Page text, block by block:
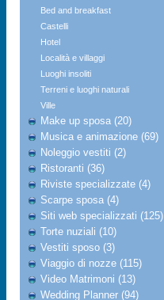
Bed and breakfast
Castelli
Hotel
Località e villaggi
Luoghi insoliti
Terreni e luoghi naturali
Ville
Make up sposa (20)
Musica e animazione (69)
Noleggio vestiti (2)
Ristoranti (36)
Riviste specializzate (4)
Scarpe sposa (4)
Siti web specializzati (125)
Torte nuziali (10)
Vestiti sposo (3)
Viaggio di nozze (115)
Video Matrimoni (13)
Wedding Planner (94)